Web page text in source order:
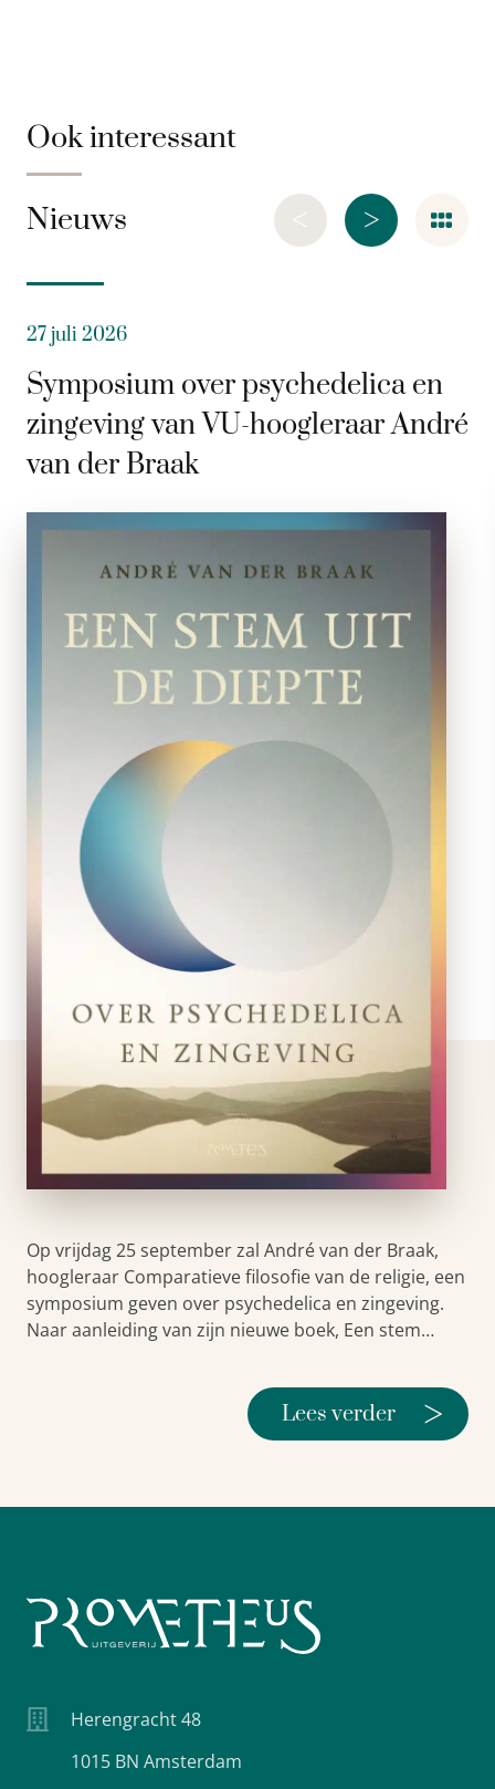
Ook interessant
Nieuws >
<
27 juli 2026
Symposium over psychedelica en
zingeving van VU-hoogleraar André
van der Braak
Op vrijdag 25 september zal André van der Braak,
hoogleraar Comparatieve filosofie van de religie, een
symposium geven over psychedelica en zingeving.
Naar aanleiding van zijn nieuwe boek, Een stem…
Lees verder >
Herengracht 48
1015 BN Amsterdam